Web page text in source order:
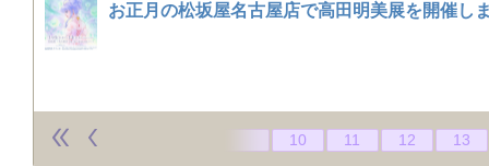
お正月の松坂屋名古屋店で高田明美展を開催し
10 11 12 13